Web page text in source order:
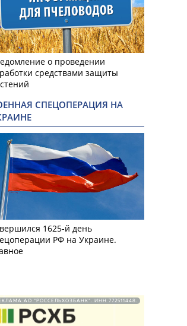
о проведении
средствами защиты
СПЕЦОПЕРАЦИЯ НА
1625-й день
РФ на Украине.
АО "РОССЕЛЬХОЗБАНК". ИНН 772511448.